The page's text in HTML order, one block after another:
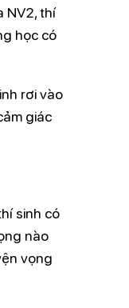
NV2, thí
học có
rơi vào
giác
sinh có
nào
vọng